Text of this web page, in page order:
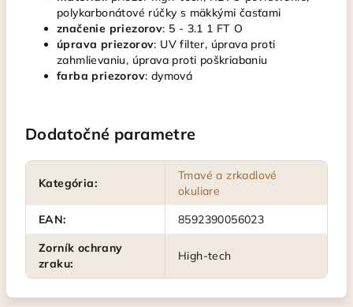
polykarbonátové rúčky s mäkkými časťami
značenie priezorov: 5 - 3.1 1 FT O
úprava priezorov: UV filter, úprava proti
zahmlievaniu, úprava proti poškriabaniu
farba priezorov: dymová
Dodatočné parametre
Kategória:
Tmavé a zrkadlové
okuliare
EAN:
8592390056023
Zorník ochrany
zraku:
High-tech